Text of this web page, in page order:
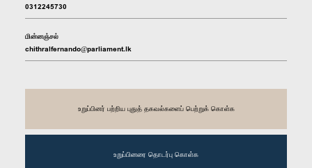
0312245730
மின்னஞ்சல்
chithralfernando@parliament.lk
உறுப்பினர் பற்றிய புதுத் தகவல்களைப் பெற்றுக் கொள்க
உறுப்பினரை தொடர்பு கொள்க